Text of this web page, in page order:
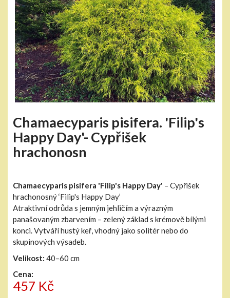
Chamaecyparis pisifera. 'Filip's
Happy Day'- Cypřišek
hrachonosn
Chamaecyparis pisifera 'Filip's Happy Day' – Cypřišek
hrachonosný ‘Filip's Happy Day’
Atraktivní odrůda s jemným jehličím a výrazným
panašovaným zbarvením – zelený základ s krémově bílými
konci. Vytváří hustý keř, vhodný jako solitér nebo do
skupinových výsadeb.
Velikost: 40–60 cm
Cena:
457 Kč